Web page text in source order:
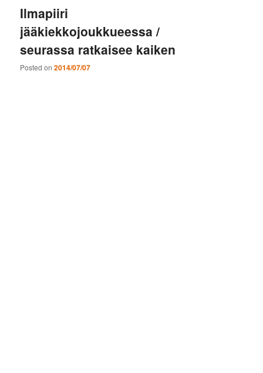
Ilmapiiri
jääkiekkojoukkueessa /
seurassa ratkaisee kaiken
Posted on2014/07/07